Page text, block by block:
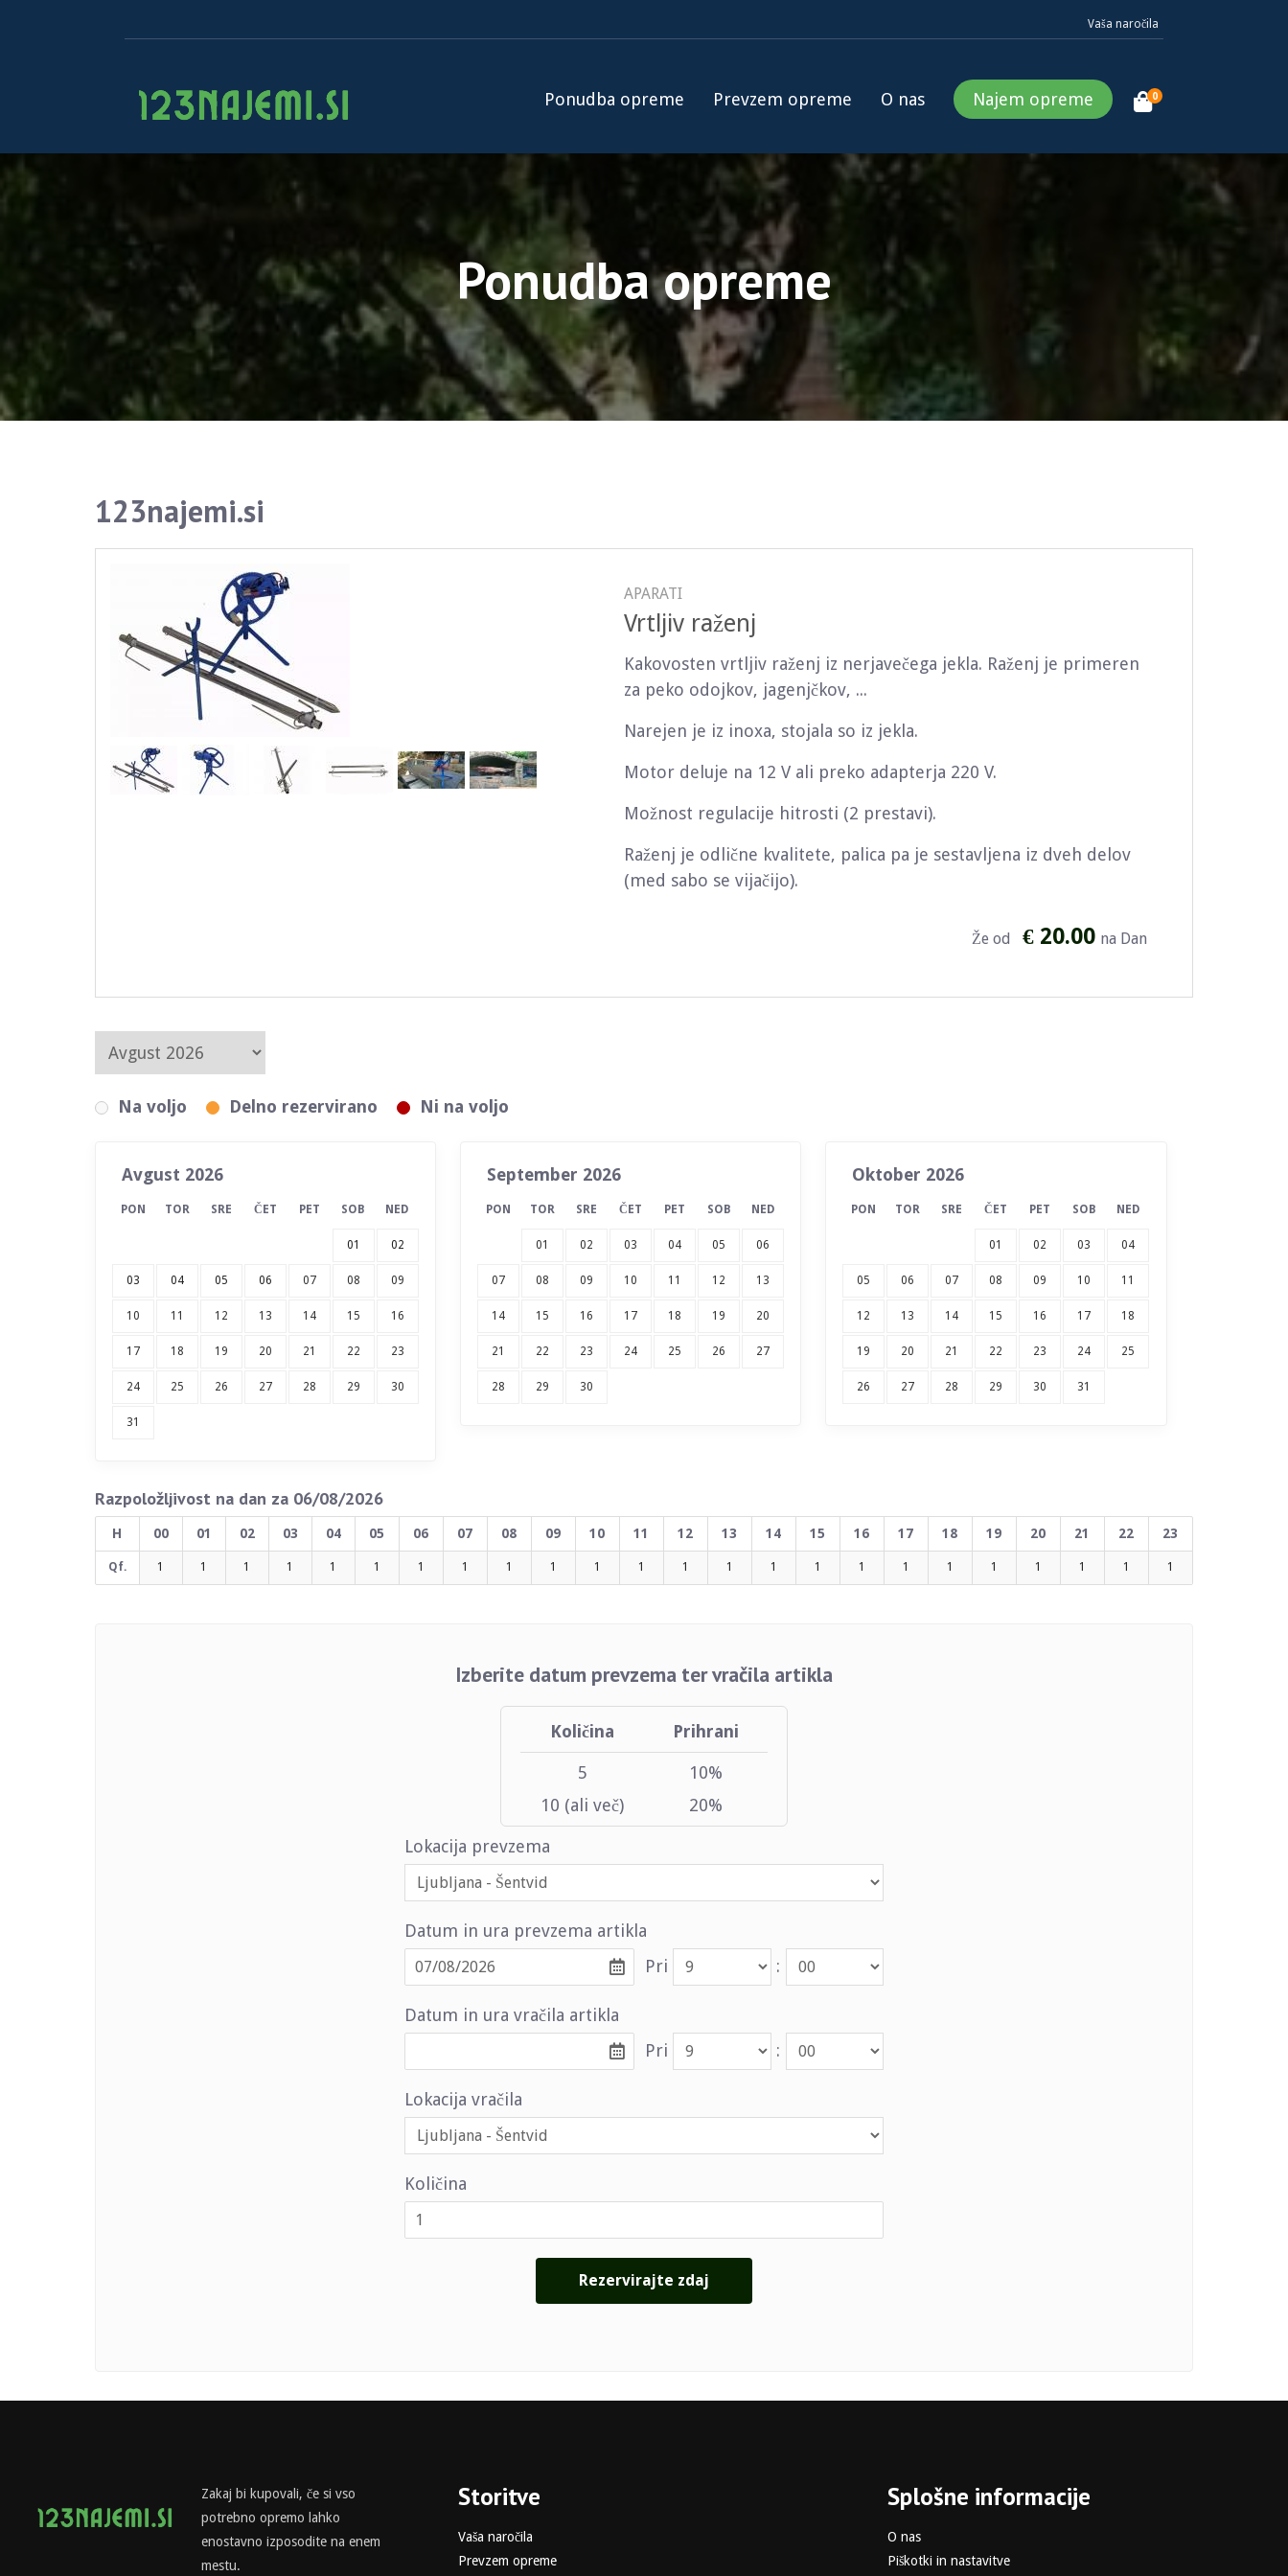
Vaša naročila
Ponudba opreme Prevzem opreme O nas Najem opreme 0
Ponudba opreme
123najemi.si
APARATI
Vrtljiv raženj
Kakovosten vrtljiv raženj iz nerjavečega jekla. Raženj je primeren
za peko odojkov, jagenjčkov, ...
Narejen je iz inoxa, stojala so iz jekla.
Motor deluje na 12 V ali preko adapterja 220 V.
Možnost regulacije hitrosti (2 prestavi).
Raženj je odlične kvalitete, palica pa je sestavljena iz dveh delov
(med sabo se vijačijo).
Že od € 20.00 na Dan
Na voljo Delno rezervirano Ni na voljo
Avgust 2026
PON TOR SRE ČET PET SOB NED
01 02
03 04 05 06 07 08 09
10 11 12 13 14 15 16
17 18 19 20 21 22 23
24 25 26 27 28 29 30
31
September 2026
PON TOR SRE ČET PET SOB NED
01 02 03 04 05 06
07 08 09 10 11 12 13
14 15 16 17 18 19 20
21 22 23 24 25 26 27
28 29 30
Oktober 2026
PON TOR SRE ČET PET SOB NED
01 02 03 04
05 06 07 08 09 10 11
12 13 14 15 16 17 18
19 20 21 22 23 24 25
26 27 28 29 30 31
Razpoložljivost na dan za 06/08/2026
H 00 01 02 03 04 05 06 07 08 09 10 11 12 13 14 15 16 17 18 19 20 21 22 23
Qf. 1 1 1 1 1 1 1 1 1 1 1 1 1 1 1 1 1 1 1 1 1 1 1 1
Izberite datum prevzema ter vračila artikla
Količina Prihrani
5
10%
10 (ali več)
20%
Lokacija prevzema
Datum in ura prevzema artikla
Pri
:
Datum in ura vračila artikla
Pri
:
Lokacija vračila
Količina
Zakaj bi kupovali, če si vso
potrebno opremo lahko
enostavno izposodite na enem
mestu.
Storitve
Vaša naročila
Prevzem opreme
Splošne informacije
O nas
Piškotki in nastavitve